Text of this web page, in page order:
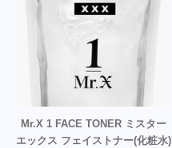
Mr.X 1 FACE TONER ミスター
エックス フェイストナー(化粧水)